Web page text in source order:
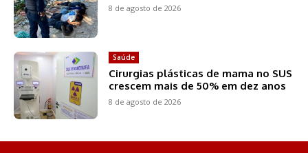
8 de agosto de 2026
Saúde
Cirurgias plásticas de mama no SUS
crescem mais de 50% em dez anos
8 de agosto de 2026